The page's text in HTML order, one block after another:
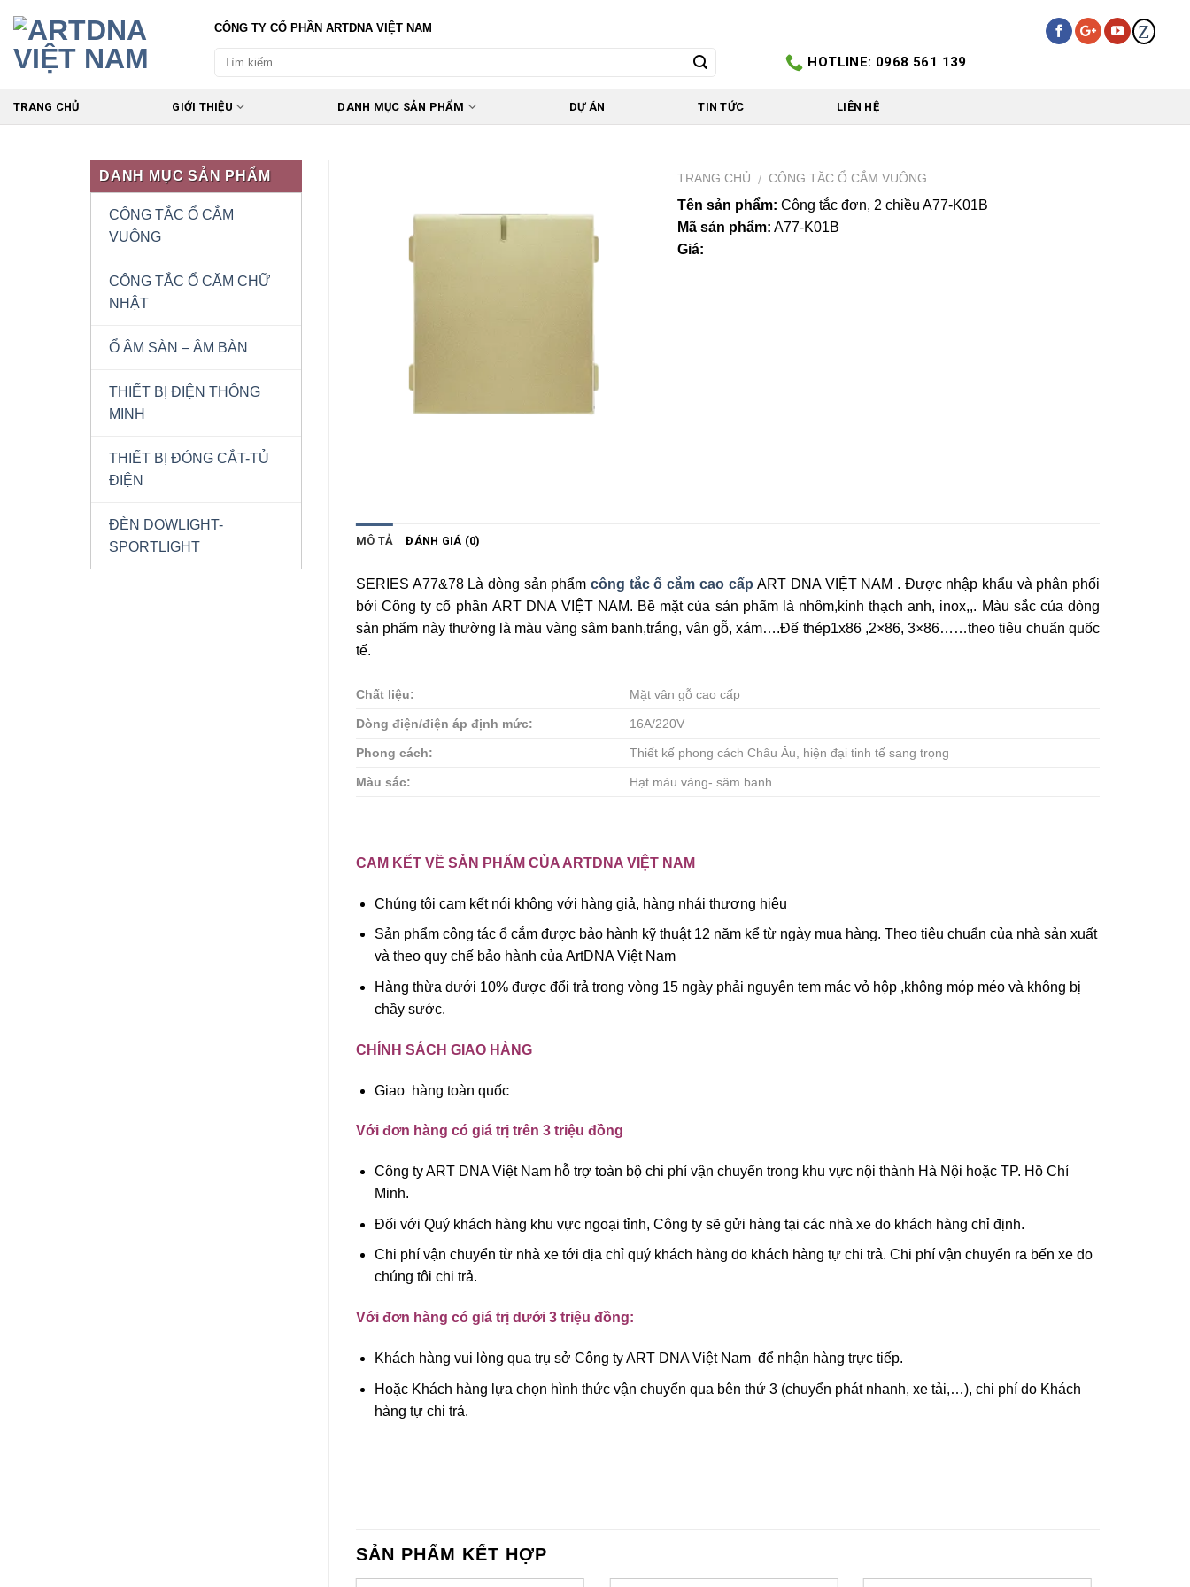
content
CÔNG TY CỔ PHẦN ARTDNA VIỆT NAM
HOTLINE: 0968 561 139
Z
TRANG CHỦ GIỚI THIỆU DANH MỤC SẢN PHẨM DỰ ÁN TIN TỨC LIÊN HỆ
TRANG CHỦ / CÔNG TĂC Ổ CẮM VUÔNG
Tên sản phẩm: Công tắc đơn, 2 chiều A77-K01B
Mã sản phẩm: A77-K01B
Giá:
MÔ TẢ ĐÁNH GIÁ (0)
SERIES A77&78 Là dòng sản phẩmcông tắc ổ cắm cao cấp ART DNA VIỆT NAM . Được nhập khẩu và phân phối
bởi Công ty cổ phần ART DNA VIỆT NAM. Bề mặt của sản phẩm là nhôm,kính thạch anh, inox,,. Màu sắc của dòng
sản phẩm này thường là màu vàng sâm banh,trắng, vân gỗ, xám….Đế thép1x86 ,2×86, 3×86……theo tiêu chuẩn quốc
tế.
Chất liệu: Mặt vân gỗ cao cấp
Dòng điện/điện áp định mức: 16A/220V
Phong cách: Thiết kế phong cách Châu Âu, hiện đại tinh tế sang trọng
Màu sắc: Hạt màu vàng- sâm banh
CAM KẾT VỀ SẢN PHẨM CỦA ARTDNA VIỆT NAM
Chúng tôi cam kết nói không với hàng giả, hàng nhái thương hiệu
Sản phẩm công tác ổ cắm được bảo hành kỹ thuật 12 năm kể từ ngày mua hàng. Theo tiêu chuẩn của nhà sản xuất
và theo quy chế bảo hành của ArtDNA Việt Nam
Hàng thừa dưới 10% được đổi trả trong vòng 15 ngày phải nguyên tem mác vỏ hộp ,không móp méo và không bị
chầy sước.
CHÍNH SÁCH GIAO HÀNG
Giao hàng toàn quốc
Với đơn hàng có giá trị trên 3 triệu đồng
Công ty ART DNA Việt Nam hỗ trợ toàn bộ chi phí vận chuyển trong khu vực nội thành Hà Nội hoặc TP. Hồ Chí
Minh.
Đối với Quý khách hàng khu vực ngoại tỉnh, Công ty sẽ gửi hàng tại các nhà xe do khách hàng chỉ định.
Chi phí vận chuyển từ nhà xe tới địa chỉ quý khách hàng do khách hàng tự chi trả. Chi phí vận chuyển ra bến xe do
chúng tôi chi trả.
Với đơn hàng có giá trị dưới 3 triệu đồng:
Khách hàng vui lòng qua trụ sở Công ty ART DNA Việt Nam để nhận hàng trực tiếp.
Hoặc Khách hàng lựa chọn hình thức vận chuyển qua bên thứ 3 (chuyển phát nhanh, xe tải,…), chi phí do Khách
hàng tự chi trả.
SẢN PHẨM KẾT HỢP
DANH MỤC SẢN PHẨM
CÔNG TẮC Ổ CẮM
VUÔNG
CÔNG TẮC Ổ CĂM CHỮ
NHẬT
Ổ ÂM SÀN – ÂM BÀN
THIẾT BỊ ĐIỆN THÔNG
MINH
THIẾT BỊ ĐÓNG CẮT-TỦ
ĐIỆN
ĐÈN DOWLIGHT-
SPORTLIGHT